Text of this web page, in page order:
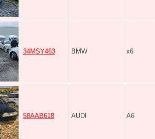
34MSY463 BMW x6
58AAB618 AUDI A6